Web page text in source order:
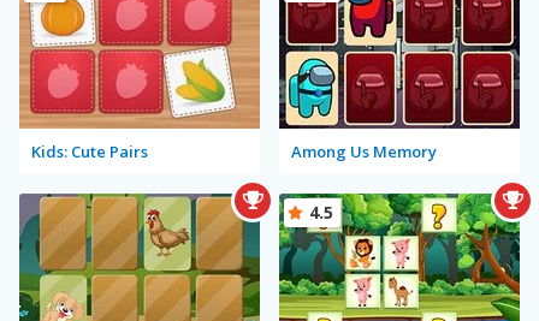
Kids: Cute Pairs Among Us Memory
4.5